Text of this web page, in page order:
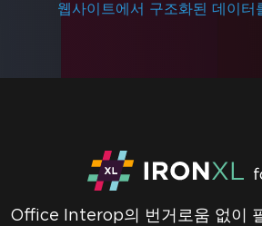
웹사이트에서 구조화된 데이터
Office Interop의 번거로움 없이